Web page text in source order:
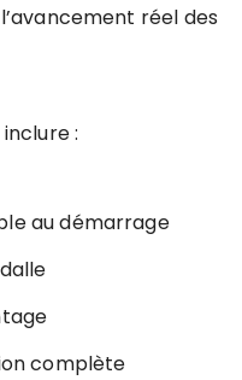
réel des
:
au démarrage
complète